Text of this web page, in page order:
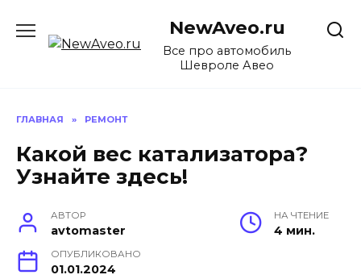
содержанию
NewAveo.ru
Все про автомобиль
Шевроле Авео
ГЛАВНАЯ » РЕМОНТ
Какой вес катализатора?
Узнайте здесь!
АВТОР
avtomaster
НА ЧТЕНИЕ
4 мин.
ОПУБЛИКОВАНО
01.01.2024